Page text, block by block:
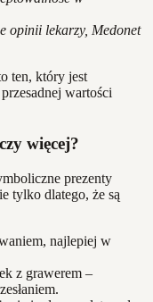
opinii lekarzy, Medonet
ten, który jest
wartości
więcej?
prezenty
tylko dlatego, że są
najlepiej w
z grawerem –